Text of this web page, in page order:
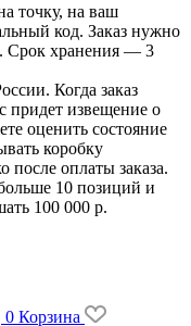
точку, на ваш
код. Заказ нужно
Срок хранения — 3
Когда заказ
придет извещение о
оценить состояние
коробку
после оплаты заказа.
10 позиций и
100 000 р.
0 Корзина